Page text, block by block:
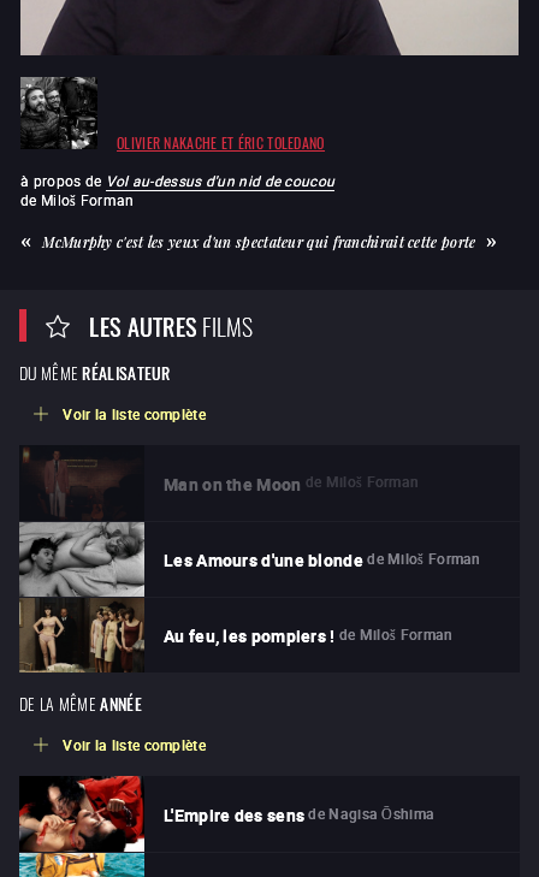
OLIVIER NAKACHE ET ÉRIC TOLEDANO
à propos de Vol au-dessus d'un nid de coucou
de Miloš Forman
McMurphy c'est les yeux d'un spectateur qui franchirait cette porte
LES AUTRESFILMS
DU MÊME RÉALISATEUR
Voir la liste complète
Man on the Moon de Miloš Forman
Les Amours d'une blonde de Miloš Forman
Au feu, les pompiers ! de Miloš Forman
DE LA MÊME ANNÉE
Voir la liste complète
L'Empire des sens de Nagisa Ōshima